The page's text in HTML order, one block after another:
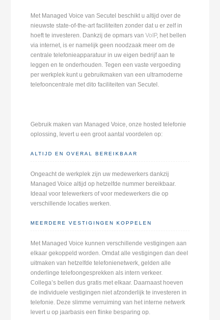
Met Managed Voice van Secutel beschikt u altijd over de
nieuwste state-of-the-art faciliteiten zonder dat u er zelf in
hoeft te investeren. Dankzij de opmars vanVoIP, het bellen
via internet, is er namelijk geen noodzaak meer om de
centrale telefonieapparatuur in uw eigen bedrijf aan te
leggen en te onderhouden. Tegen een vaste vergoeding
per werkplek kunt u gebruikmaken van een ultramoderne
telefooncentrale met dito faciliteiten van Secutel.
Gebruik maken van Managed Voice, onze hosted telefonie
oplossing, levert u een groot aantal voordelen op:
ALTIJD EN OVERAL BEREIKBAAR
Ongeacht de werkplek zijn uw medewerkers dankzij
Managed Voice altijd op hetzelfde nummer bereikbaar.
Ideaal voor telewerkers of voor medewerkers die op
verschillende locaties werken.
MEERDERE VESTIGINGEN KOPPELEN
Met Managed Voice kunnen verschillende vestigingen aan
elkaar gekoppeld worden. Omdat alle vestigingen dan deel
uitmaken van hetzelfde telefonienetwerk, gelden alle
onderlinge telefoongesprekken als intern verkeer.
Collega’s bellen dus gratis met elkaar. Daarnaast hoeven
de individuele vestigingen niet afzonderlijk te investeren in
telefonie. Deze slimme verruiming van het interne netwerk
levert u op jaarbasis een flinke besparing op.